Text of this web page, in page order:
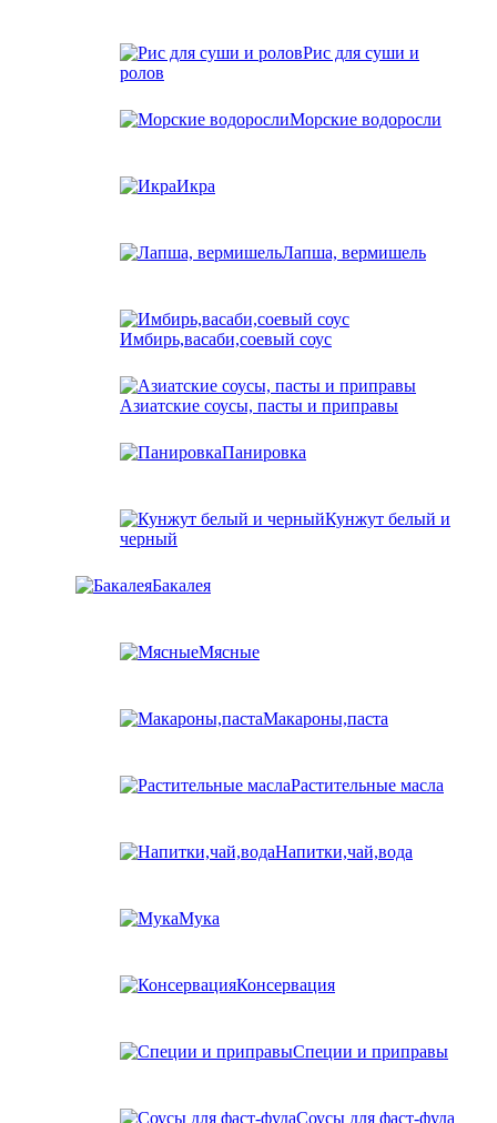
Рис для суши и
ролов
Морские водоросли
Икра
Лапша, вермишель
Имбирь,васаби,соевый соус
Азиатские соусы, пасты и приправы
Панировка
Кунжут белый и
черный
Бакалея
Мясные
Макароны,паста
Растительные масла
Напитки,чай,вода
Мука
Консервация
Специи и приправы
Соусы для фаст-фуда